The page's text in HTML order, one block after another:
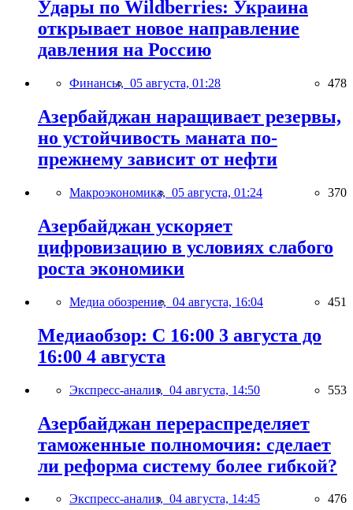
Удары по Wildberries: Украина
открывает новое направление
давления на Россию
Финансы, 05 августа, 01:28 478
Азербайджан наращивает резервы,
но устойчивость маната по-
прежнему зависит от нефти
Макроэкономика, 05 августа, 01:24 370
Азербайджан ускоряет
цифровизацию в условиях слабого
роста экономики
Медиа обозрение, 04 августа, 16:04 451
Медиаобзор: С 16:00 3 августа до
16:00 4 августа
Экспресс-анализ, 04 августа, 14:50 553
Азербайджан перераспределяет
таможенные полномочия: сделает
ли реформа систему более гибкой?
Экспресс-анализ, 04 августа, 14:45 476